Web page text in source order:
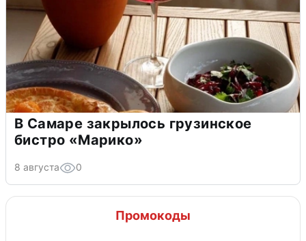
В Самаре закрылось грузинское
бистро «Марико»
8 августа 0
Промокоды